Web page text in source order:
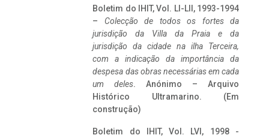
Boletim do IHIT, Vol. LI-LII, 1993-1994
– Colecção de todos os fortes da
jurisdição da Villa da Praia e da
jurisdição da cidade na ilha Terceira,
com a indicação da importância da
despesa das obras necessárias em cada
um deles. Anónimo – Arquivo
Histórico Ultramarino. (Em
construção)
Boletim do IHIT, Vol. LVI, 1998 -